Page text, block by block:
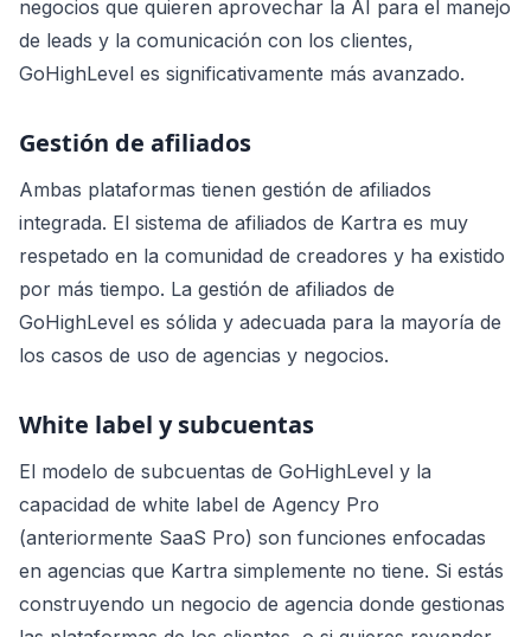
negocios que quieren aprovechar la AI para el manejo
de leads y la comunicación con los clientes,
GoHighLevel es significativamente más avanzado.
Gestión de afiliados
Ambas plataformas tienen gestión de afiliados
integrada. El sistema de afiliados de Kartra es muy
respetado en la comunidad de creadores y ha existido
por más tiempo. La gestión de afiliados de
GoHighLevel es sólida y adecuada para la mayoría de
los casos de uso de agencias y negocios.
White label y subcuentas
El modelo de subcuentas de GoHighLevel y la
capacidad de white label de Agency Pro
(anteriormente SaaS Pro) son funciones enfocadas
en agencias que Kartra simplemente no tiene. Si estás
construyendo un negocio de agencia donde gestionas